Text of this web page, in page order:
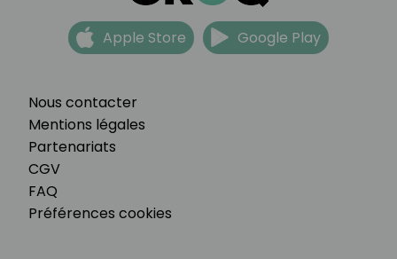
Nous contacter
Mentions légales
Partenariats
CGV
FAQ
Préférences cookies
Apple Store Google Play